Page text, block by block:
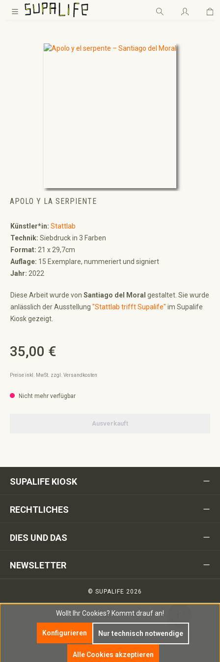
Zum Hauptinhalt springen
APOLO Y LA SERPIENTE
Künstler*in: Stattlab
Technik: Siebdruck in 3 Farben
Format: 21 x 29,7cm
Auflage: 15 Exemplare, nummeriert und signiert
Jahr: 2022
Diese Arbeit wurde von Santiago del Moral gestaltet. Sie wurde
anlässlich der Ausstellung "Stattlab trifft Supalife" im Supalife
Kiosk gezeigt.
Regulärer Preis:
35,00 €
Preise inkl. MwSt. zzgl. Versandkosten
Nicht mehr verfügbar
Ausverkauft
SUPALIFE KIOSK
RECHTLICHES
DIES UND DAS
NEWSLETTER
© SUPALIFE 2026
Wollt Ihr Cookies? Kommt drauf an!
Nur technisch notwendige
Konfigurieren
Alle Cookies akzeptieren